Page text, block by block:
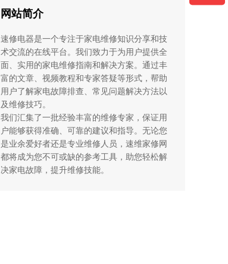
网站简介
速修电器是一个专注于家电维修知识分享和技
术交流的在线平台。我们致力于为用户提供全
面、实用的家电维修指南和解决方案。通过丰
富的文章、视频教程和专家答疑等形式，帮助
用户了解家电故障排查、常见问题解决方法以
及维修技巧。
我们汇集了一批经验丰富的维修专家，保证用
户能够获得准确、可靠的建议和指导。无论您
是业余爱好者还是专业维修人员，速维家修网
都将成为您不可或缺的参考工具，助您轻松解
决家电故障，提升维修技能。